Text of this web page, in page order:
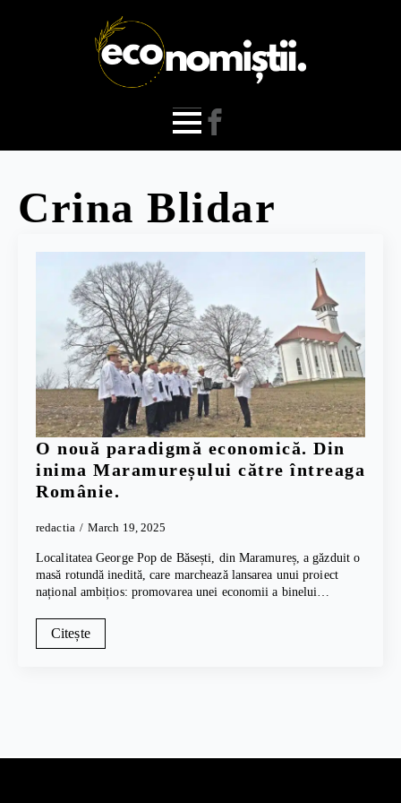
Crina Blidar
O nouă paradigmă economică. Din
inima Maramureșului către întreaga
Românie.
redactia March 19, 2025
Localitatea George Pop de Băsești, din Maramureș, a găzduit o
masă rotundă inedită, care marchează lansarea unui proiect
național ambițios: promovarea unei economii a binelui…
Citește